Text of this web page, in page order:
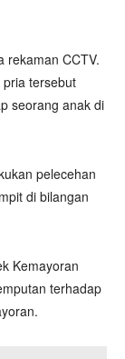
rekaman CCTV.
tersebut
seorang anak di
pelecehan
di bilangan
Kemayoran
terhadap